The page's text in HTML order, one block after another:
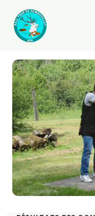
contenu